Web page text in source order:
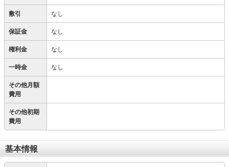
敷引 なし
保証金 なし
権利金 なし
一時金 なし
その他月額
費用
その他初期
費用
基本情報